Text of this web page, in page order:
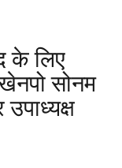
के लिए
सोनम